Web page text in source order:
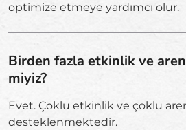
optimize etmeye yardımcı olur.
Birden fazla etkinlik ve
miyiz?
Evet. Çoklu etkinlik ve çoklu
desteklenmektedir.